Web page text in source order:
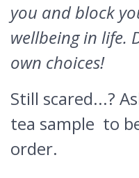
you and block
wellbeing in life.
own choices!
Still scared...?
tea sample to
order.